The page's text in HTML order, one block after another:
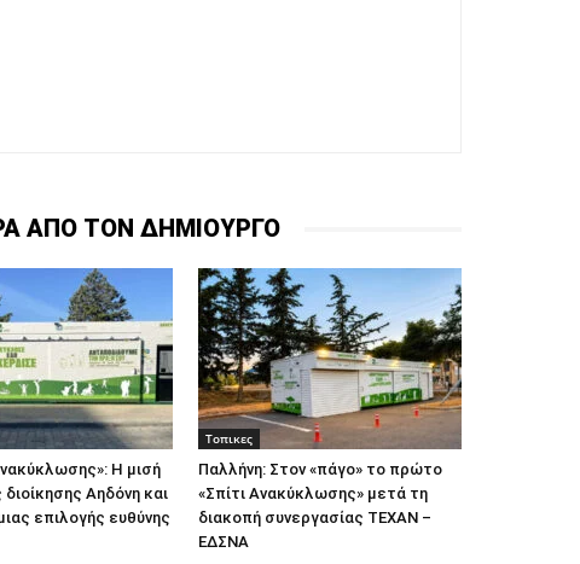
ΑΠΟ ΤΟΝ ΔΗΜΙΟΥΡΓΟ
Η μισή
διοίκησης Αηδόνη και
επιλογής ευθύνης
Τοπικες
Παλλήνη: Στον «πάγο» το πρώτο
«Σπίτι Ανακύκλωσης» μετά τη
διακοπή συνεργασίας ΤΕΧΑΝ –
ΕΔΣΝΑ